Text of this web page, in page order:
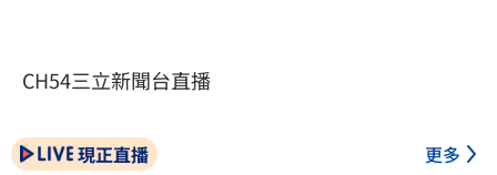
CH54三立新聞台直播
現正直播 更多